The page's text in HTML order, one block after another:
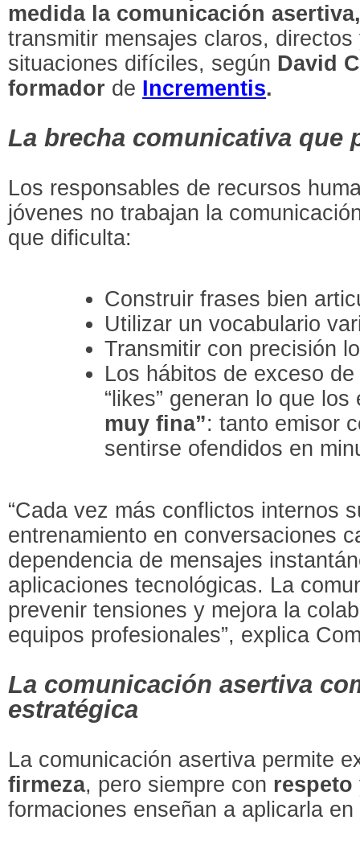
medida la comunicación
transmitir mensajes claros,
situaciones difíciles, según David
formador de Incrementis.
La brecha comunicativa que
Los responsables de recursos
jóvenes no trabajan la
que dificulta:
Construir frases bien
Utilizar un vocabulario
Transmitir con precisión
Los hábitos de exceso
“likes” generan lo que
muy fina”: tanto emisor
sentirse ofendidos en
“Cada vez más conflictos internos
entrenamiento en conversaciones
dependencia de mensajes
aplicaciones tecnológicas. La
prevenir tensiones y mejora la
equipos profesionales”, explica
La comunicación asertiva
estratégica
La comunicación asertiva permite
firmeza, pero siempre con respeto
formaciones enseñan a aplicarla